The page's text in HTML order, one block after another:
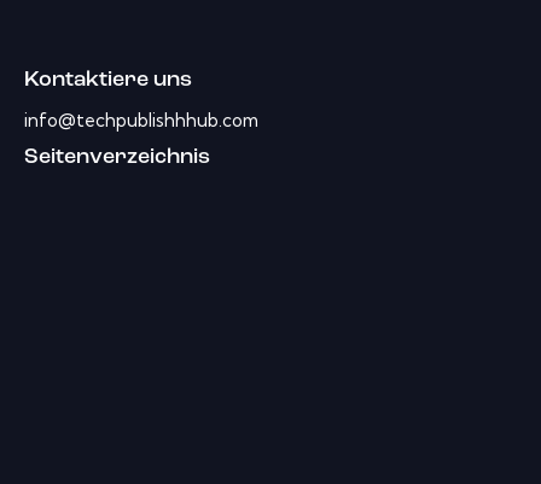
Kontaktiere uns
info@techpublishhhub.com
Seitenverzeichnis